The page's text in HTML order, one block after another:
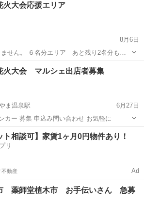
火大会応援エリア
8月6日
せん。 ６名分エリア あと残り2名分も予
のみ 手間やお気持ち程度で。
受渡しは当日、近くのコンビニにて
駅 地域/お祭り 花火大会
火大会 マルシェ出店者募集
ま温泉駅
6月27日
カー 募集 申込み問い合わせ お気軽に
のやま温泉駅 地域/お祭り 花火大会
ト相談可】家賃1ヶ月0円物件あり！
リ
不動産 Ad
薬師堂植木市 お手伝いさん 急募